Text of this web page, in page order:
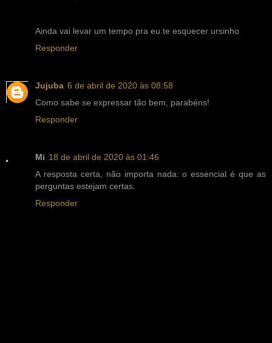
Ainda vai levar um tempo pra eu te esquecer ursinho
Responder
Jujuba 6 de abril de 2020 às 08:58
Como sabe se expressar tão bem, parabéns!
Responder
Mi 18 de abril de 2020 às 01:46
A resposta certa, não importa nada: o essencial é que as
perguntas estejam certas.
Responder